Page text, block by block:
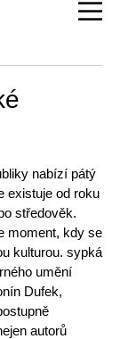
nabízí pátý
existuje od roku
středověk.
moment, kdy se
kulturou. sypká
umění
Dufek,
autorů